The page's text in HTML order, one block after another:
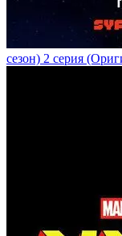
сезон) 2 серия